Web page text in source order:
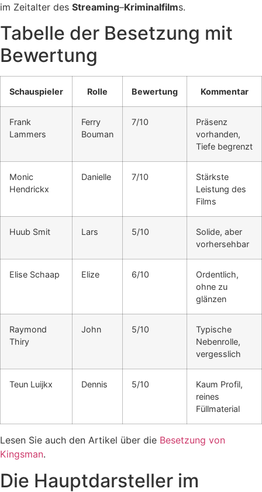
im Zeitalter des Streaming–Kriminalfilms.
Tabelle der Besetzung mit
Bewertung
Schauspieler Rolle Bewertung Kommentar
Frank
Lammers
Ferry
Bouman
7/10
Präsenz
vorhanden,
Tiefe begrenzt
Monic
Hendrickx
Danielle 7/10
Stärkste
Leistung des
Films
Huub Smit Lars 5/10
Solide, aber
vorhersehbar
Elise Schaap Elize 6/10
Ordentlich,
ohne zu
glänzen
Raymond
Thiry
John 5/10
Typische
Nebenrolle,
vergesslich
Teun Luijkx Dennis 5/10
Kaum Profil,
reines
Füllmaterial
Lesen Sie auch den Artikel über die Besetzung von
Kingsman.
Die Hauptdarsteller im